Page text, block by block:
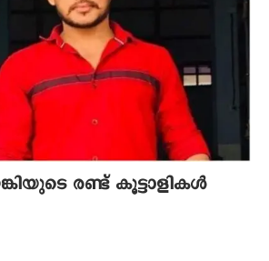
രണ്ട് കൂട്ടാളികള്‍